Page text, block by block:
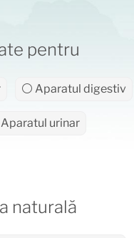
pentru
⚪ Aparatul digestiv
Aparatul urinar
naturală